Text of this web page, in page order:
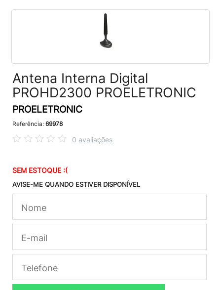
Antena Interna Digital
PROHD2300 PROELETRONIC
PROELETRONIC
Referência: 69978
0 avaliações
SEM ESTOQUE :(
AVISE-ME QUANDO ESTIVER DISPONÍVEL